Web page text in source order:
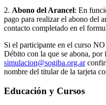
2. Abono del Arancel: En
pago para realizar el abono del
contacto completado en el
Si el participante en el curso
Débito con la que se abona,
simulacion@sogiba.org.ar
nombre del titular de la tarjeta
Educación y Cursos